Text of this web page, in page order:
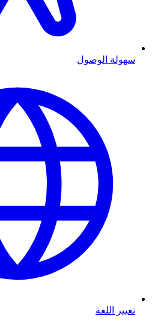
سهولة الوصول
تغيير اللغة